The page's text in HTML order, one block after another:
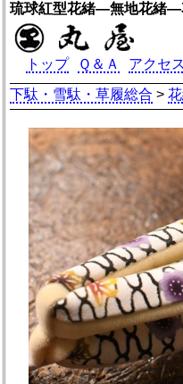
琉球紅型花緒―無地花緒
トップ Ｑ＆Ａ アクセス
下駄・雪駄・草履総合 >